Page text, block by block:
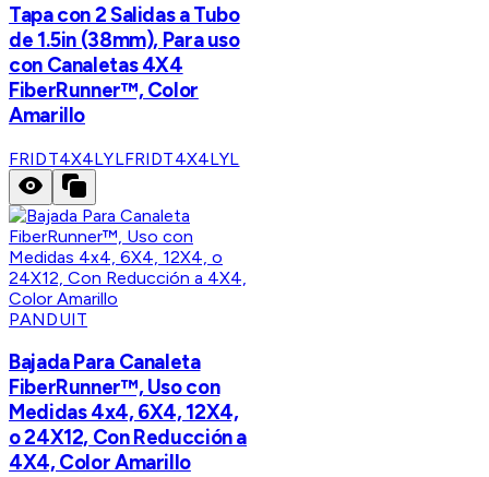
Tapa con 2 Salidas a Tubo
de 1.5in (38mm), Para uso
con Canaletas 4X4
FiberRunner™, Color
Amarillo
FRIDT4X4LYLFRIDT4X4LYL
PANDUIT
Bajada Para Canaleta
FiberRunner™, Uso con
Medidas 4x4, 6X4, 12X4,
o 24X12, Con Reducción a
4X4, Color Amarillo